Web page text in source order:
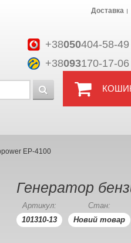
+38050404-58-49
+38093170-17-06
Доставка
EP-4100
Генератор
Артикул:
101310-13
Стан:
Новий товар